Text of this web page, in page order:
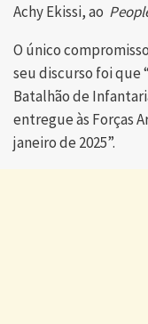
Achy Ekissi, ao
O único
seu discurso foi que
Batalhão de
entregue às Forças
janeiro de 2025”.